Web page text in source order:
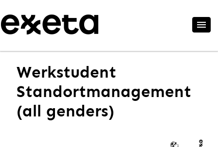
Werkstudent
Standortmanagement
(all genders)